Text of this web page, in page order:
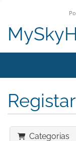
Categorias